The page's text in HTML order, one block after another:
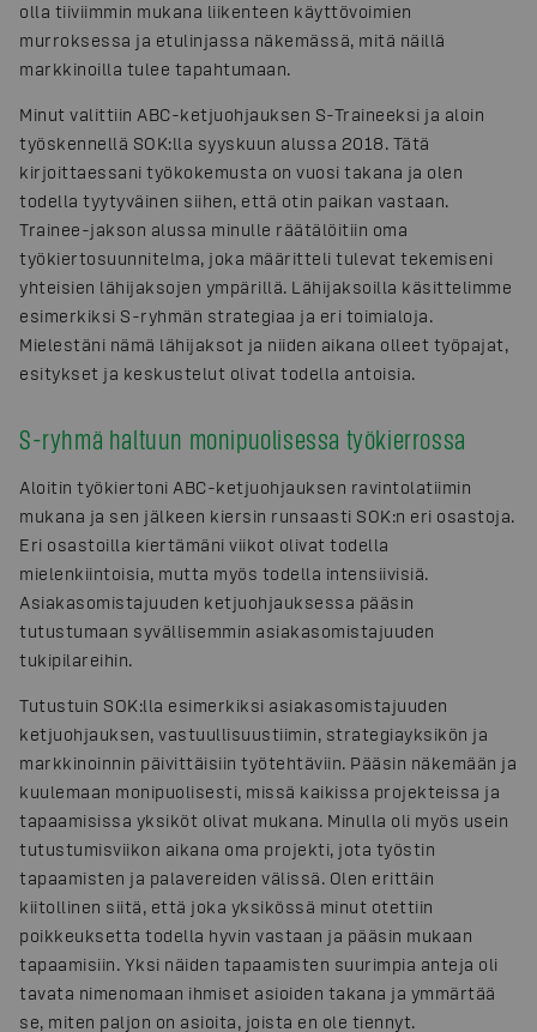
olla tiiviimmin mukana liikenteen käyttövoimien
murroksessa ja etulinjassa näkemässä, mitä näillä
markkinoilla tulee tapahtumaan.
Minut valittiin ABC-ketjuohjauksen S-Traineeksi ja aloin
työskennellä SOK:lla syyskuun alussa 2018. Tätä
kirjoittaessani työkokemusta on vuosi takana ja olen
todella tyytyväinen siihen, että otin paikan vastaan.
Trainee-jakson alussa minulle räätälöitiin oma
työkiertosuunnitelma, joka määritteli tulevat tekemiseni
yhteisien lähijaksojen ympärillä. Lähijaksoilla käsittelimme
esimerkiksi S-ryhmän strategiaa ja eri toimialoja.
Mielestäni nämä lähijaksot ja niiden aikana olleet työpajat,
esitykset ja keskustelut olivat todella antoisia.
S-ryhmä haltuun monipuolisessa työkierrossa
Aloitin työkiertoni ABC-ketjuohjauksen ravintolatiimin
mukana ja sen jälkeen kiersin runsaasti SOK:n eri osastoja.
Eri osastoilla kiertämäni viikot olivat todella
mielenkiintoisia, mutta myös todella intensiivisiä.
Asiakasomistajuuden ketjuohjauksessa pääsin
tutustumaan syvällisemmin asiakasomistajuuden
tukipilareihin.
Tutustuin SOK:lla esimerkiksi asiakasomistajuuden
ketjuohjauksen, vastuullisuustiimin, strategiayksikön ja
markkinoinnin päivittäisiin työtehtäviin. Pääsin näkemään ja
kuulemaan monipuolisesti, missä kaikissa projekteissa ja
tapaamisissa yksiköt olivat mukana. Minulla oli myös usein
tutustumisviikon aikana oma projekti, jota työstin
tapaamisten ja palavereiden välissä. Olen erittäin
kiitollinen siitä, että joka yksikössä minut otettiin
poikkeuksetta todella hyvin vastaan ja pääsin mukaan
tapaamisiin. Yksi näiden tapaamisten suurimpia anteja oli
tavata nimenomaan ihmiset asioiden takana ja ymmärtää
se, miten paljon on asioita, joista en ole tiennyt.